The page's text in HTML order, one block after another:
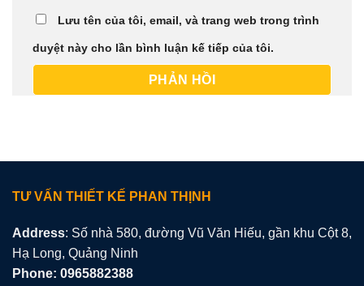
Lưu tên của tôi, email, và trang web trong trình
duyệt này cho lần bình luận kế tiếp của tôi.
TƯ VẤN THIẾT KẾ PHAN THỊNH
Address: Số nhà 580, đường Vũ Văn Hiếu, gần khu Cột 8,
Hạ Long, Quảng Ninh
Phone: 0965882388